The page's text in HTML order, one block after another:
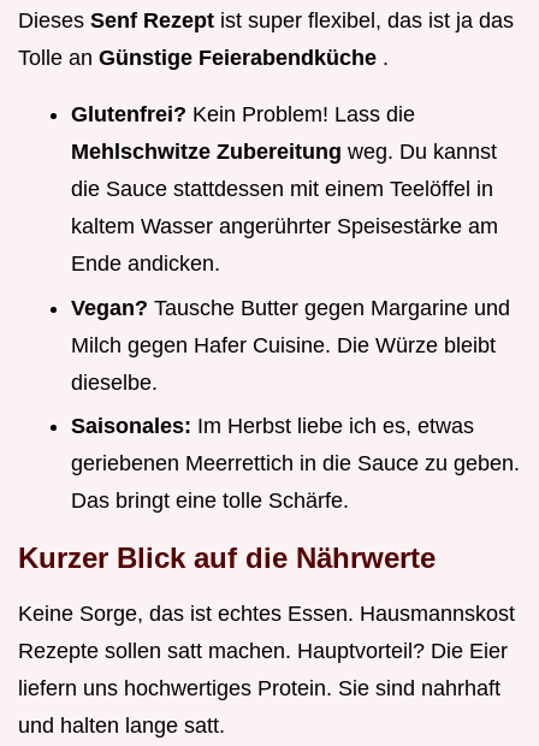
Dieses Senf Rezept ist super flexibel, das ist ja das
Tolle an Günstige Feierabendküche .
Glutenfrei? Kein Problem! Lass die
Mehlschwitze Zubereitung weg. Du kannst
die Sauce stattdessen mit einem Teelöffel in
kaltem Wasser angerührter Speisestärke am
Ende andicken.
Vegan? Tausche Butter gegen Margarine und
Milch gegen Hafer Cuisine. Die Würze bleibt
dieselbe.
Saisonales: Im Herbst liebe ich es, etwas
geriebenen Meerrettich in die Sauce zu geben.
Das bringt eine tolle Schärfe.
Kurzer Blick auf die Nährwerte
Keine Sorge, das ist echtes Essen. Hausmannskost
Rezepte sollen satt machen. Hauptvorteil? Die Eier
liefern uns hochwertiges Protein. Sie sind nahrhaft
und halten lange satt.